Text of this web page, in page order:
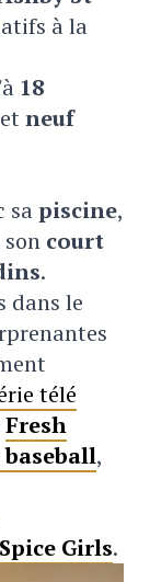
à la
18
et neuf
sapiscine,
son court
.
dans le
télé
Fresh
baseball,
Girls.